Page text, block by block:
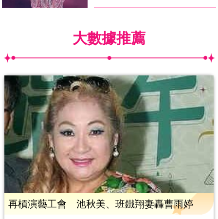
大數據推薦
再槓演藝工會 池秋美、班鐵翔妻轟曹雨婷